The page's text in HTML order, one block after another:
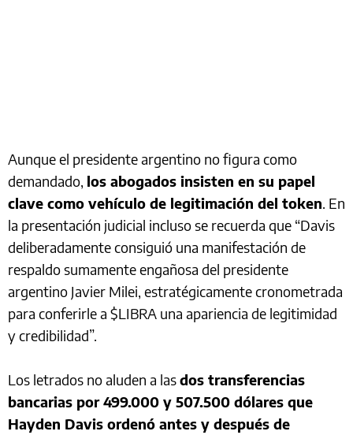
Aunque el presidente argentino no figura como
demandado, los abogados insisten en su papel
clave como vehículo de legitimación del token . En
la presentación judicial incluso se recuerda que “Davis
deliberadamente consiguió una manifestación de
respaldo sumamente engañosa del presidente
argentino Javier Milei, estratégicamente cronometrada
para conferirle a $LIBRA una apariencia de legitimidad
y credibilidad”.
Los letrados no aluden a lasdos transferencias
bancarias por 499.000 y 507.500 dólares que
Hayden Davis ordenó antes y después de